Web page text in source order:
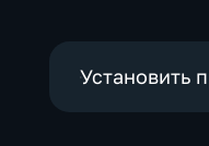
Установить